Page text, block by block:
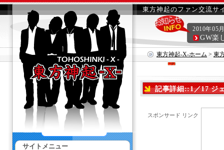
東方神起のファン交流サ
東方神起-X-ホーム > 東
2010年05
GW楽
記事詳細::1／17 ジ
スポンサード リンク
サイトメニュー